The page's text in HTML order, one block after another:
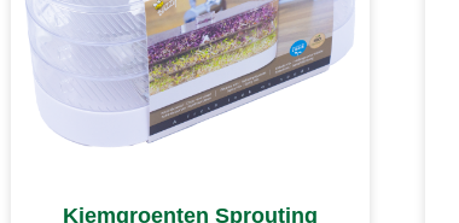
Kiemgroenten Sprouting